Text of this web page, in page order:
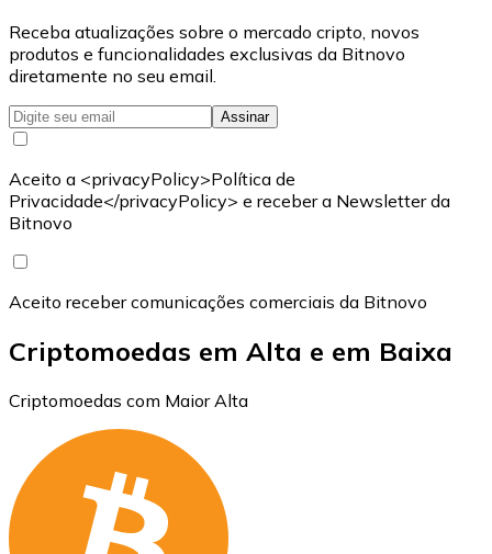
Receba atualizações sobre o mercado cripto, novos
produtos e funcionalidades exclusivas da Bitnovo
diretamente no seu email.
Assinar
Aceito a <privacyPolicy>Política de
Privacidade</privacyPolicy> e receber a Newsletter da
Bitnovo
Aceito receber comunicações comerciais da Bitnovo
Criptomoedas em Alta e em Baixa
Criptomoedas com Maior Alta